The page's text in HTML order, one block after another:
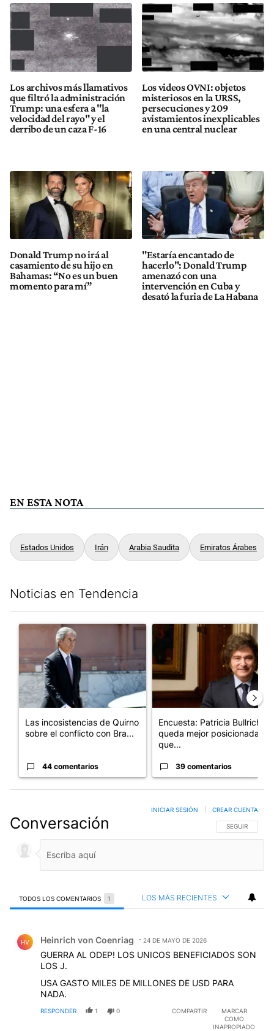
Los archivos más llamativos
que filtró la administración
Trump: una esfera a "la
velocidad del rayo" y el
derribo de un caza F-16
Los videos OVNI: objetos
misteriosos en la URSS,
persecuciones y 209
avistamientos inexplicables
en una central nuclear
Donald Trump no irá al
casamiento de su hijo en
Bahamas: “No es un buen
momento para mí”
"Estaría encantado de
hacerlo": Donald Trump
amenazó con una
intervención en Cuba y
desató la furia de La Habana
EN ESTA NOTA
Estados Unidos Irán Arabia Saudita Emiratos Árabes
Noticias en Tendencia
Un artículo de tendencia con el título "Las incosistencias de
Las incosistencias de Quirno
sobre el conflicto con Bra...
44 comentarios
Un artículo de tendencia con
Encuesta: Patricia Bullrich
queda mejor posicionada
que...
39 comentarios
Conversación SIGA ESTA
SEGUIR
INICIAR SESIÓN CREAR CUENTA
TODOS LOS COMENTARIOS 1 LOS MÁS RECIENTES
HV Heinrich von Coenriag 24 DE MAYO DE 2026
GUERRA AL ODEP! LOS UNICOS BENEFICIADOS SON
LOS J.
USA GASTO MILES DE MILLONES DE USD PARA
NADA.
RESPONDER 1 0 COMPARTIR
MARCAR
COMO
INAPROPIADO